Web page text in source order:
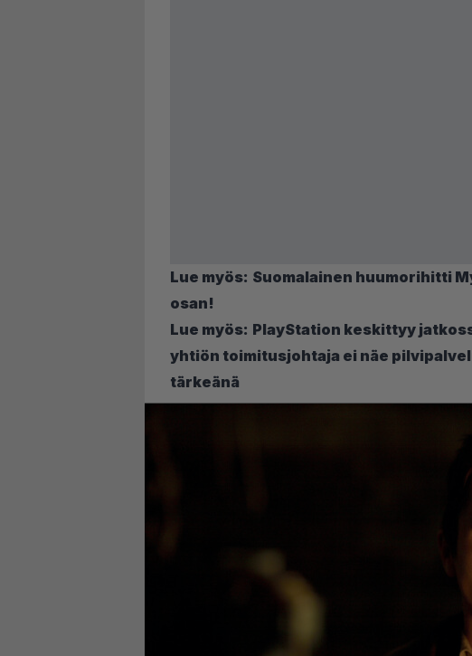
Lue myös: Suomalainen huumorihitti
osan!
Lue myös: PlayStation keskittyy
yhtiön toimitusjohtaja ei näe
tärkeänä